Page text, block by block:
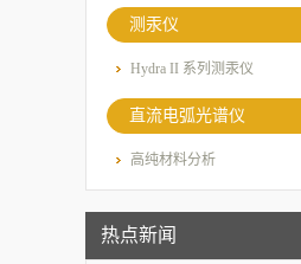
测汞仪
Hydra II 系列测汞仪
直流电弧光谱仪
高纯材料分析
热点新闻